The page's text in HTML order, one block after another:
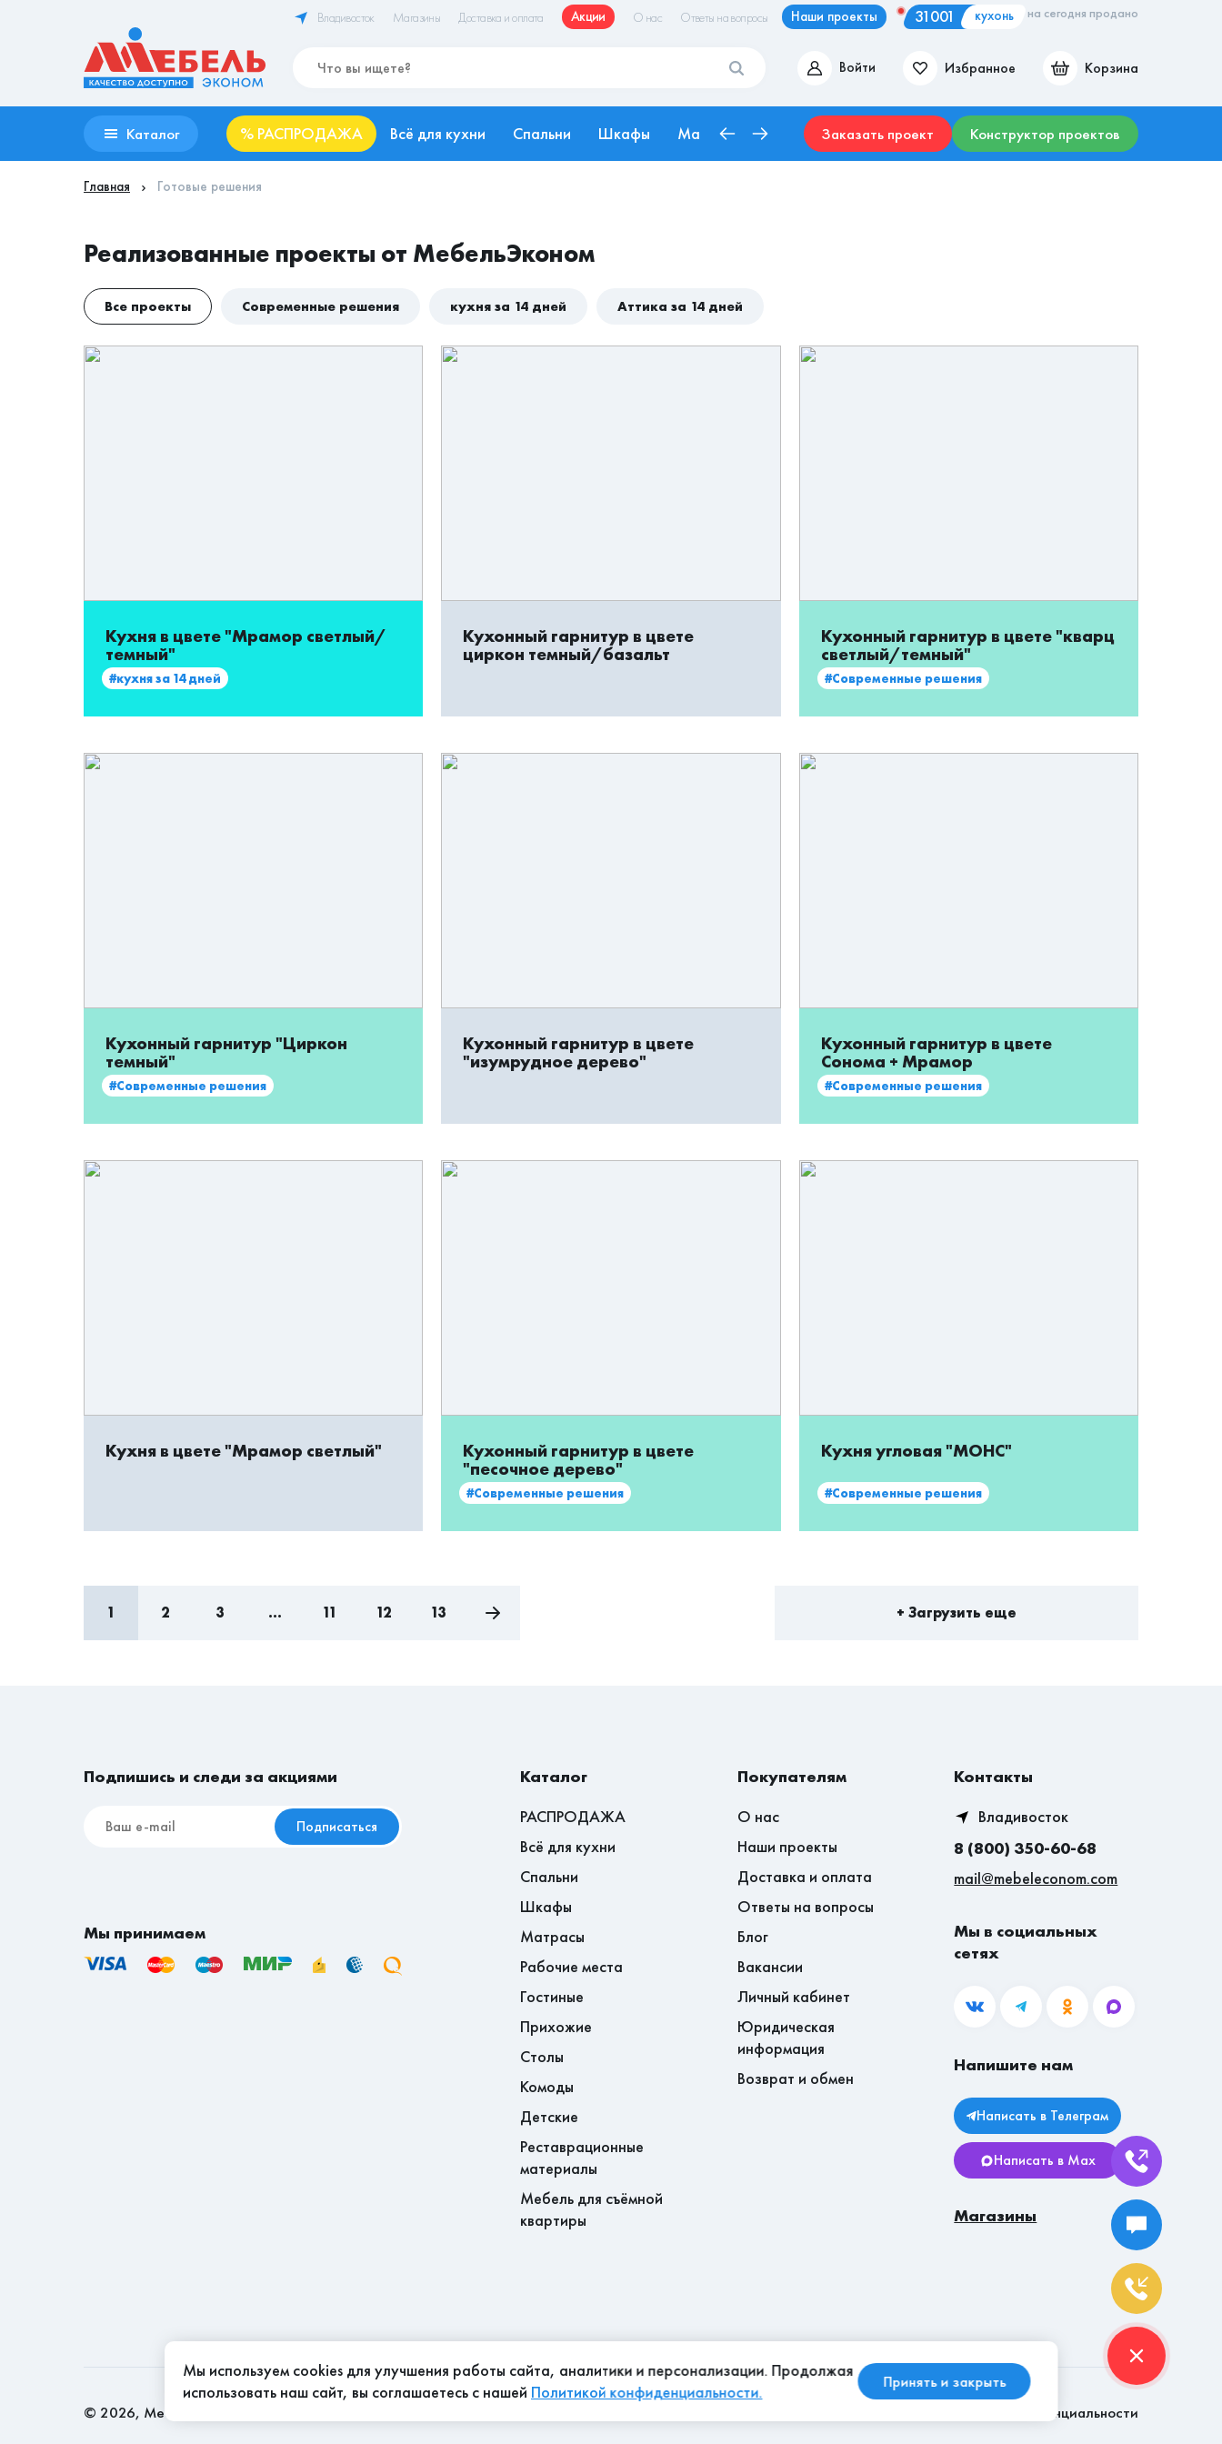
Владивосток Магазины Доставка и оплата Акции О нас Ответы на вопросы Наши проекты 31001 кухонь на сегодня продано
Войти Избранное Корзина
Каталог % РАСПРОДАЖА Всё для кухни Спальни Шкафы Матрасы Рабочие места Гостиные Прихожие Столы
Заказать проект Конструктор проектов
Главная Готовые решения
Реализованные проекты от МебельЭконом
Все проекты Современные решения кухня за 14 дней Аттика за 14 дней
Кухня в цвете "Мрамор светлый/
темный"
#кухня за 14 дней
Кухонный гарнитур в цвете
циркон темный/базальт
Кухонный гарнитур в цвете "кварц
светлый/темный"
#Современные решения
Кухонный гарнитур "Циркон
темный"
#Современные решения
Кухонный гарнитур в цвете
"изумрудное дерево"
Кухонный гарнитур в цвете
Сонома + Мрамор
#Современные решения
Кухня в цвете "Мрамор светлый"
Кухонный гарнитур в цвете
"песочное дерево"
#Современные решения
Кухня угловая "МОНС"
#Современные решения
1 2 3 ... 11 12 13 + Загрузить еще
Подпишись и следи за акциями
Подписаться
Мы принимаем
Каталог
РАСПРОДАЖА
Всё для кухни
Спальни
Шкафы
Матрасы
Рабочие места
Гостиные
Прихожие
Столы
Комоды
Детские
Реставрационные
материалы
Мебель для съёмной
квартиры
Покупателям
О нас
Наши проекты
Доставка и оплата
Ответы на вопросы
Блог
Вакансии
Личный кабинет
Юридическая
информация
Возврат и обмен
Контакты
Владивосток
8 (800) 350-60-68
mail@mebeleconom.com
Мы в социальных
сетях
Напишите нам
Написать в Телеграм
Написать в Max
Магазины
© 2026, Мебель Эконом - качество доступно Политика конфиденциальности
Мы используем cookies для улучшения работы сайта, аналитики и персонализации. Продолжая
использовать наш сайт, вы соглашаетесь с нашей Политикой конфиденциальности. Принять и закрыть